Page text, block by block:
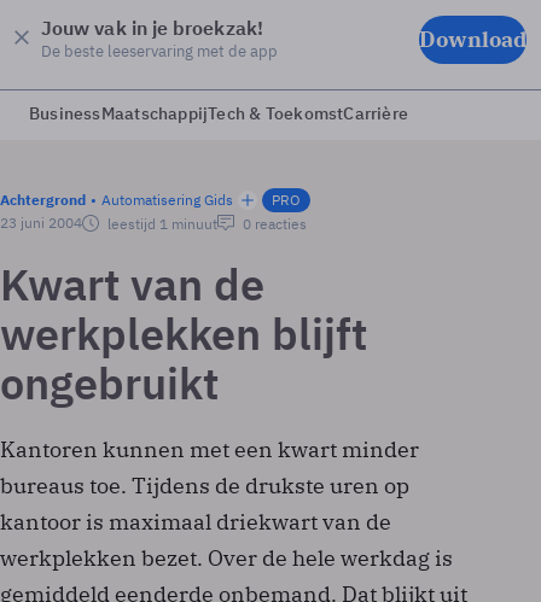
Jouw vak in je broekzak!
De beste leeservaring met de app Download
BusinessMaatschappijTech & ToekomstCarrière
Achtergrond Automatisering Gids
PRO
23 juni 2004
leestijd 1 minuut 0 reacties
Kwart van de
werkplekken blijft
ongebruikt
Kantoren kunnen met een kwart minder
bureaus toe. Tijdens de drukste uren op
kantoor is maximaal driekwart van de
werkplekken bezet. Over de hele werkdag is
gemiddeld eenderde onbemand. Dat blijkt uit